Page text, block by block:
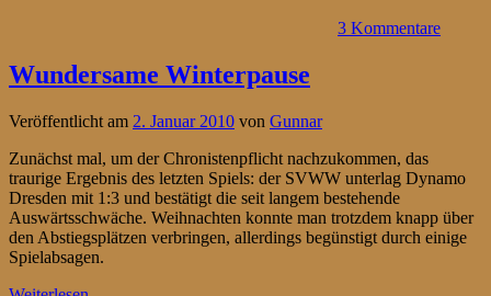
3 Kommentare
Wundersame Winterpause
Veröffentlicht am 2. Januar 2010 von Gunnar
Zunächst mal, um der Chronistenpflicht nachzukommen, das
traurige Ergebnis des letzten Spiels: der SVWW unterlag Dynamo
Dresden mit 1:3 und bestätigt die seit langem bestehende
Auswärtsschwäche. Weihnachten konnte man trotzdem knapp über
den Abstiegsplätzen verbringen, allerdings begünstigt durch einige
Spielabsagen.